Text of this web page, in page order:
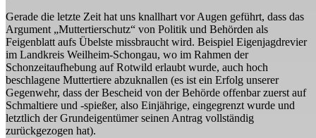
Gerade die letzte Zeit hat uns knallhart vor Augen geführt, dass das
Argument „Muttertierschutz“ von Politik und Behörden als
Feigenblatt aufs Übelste missbraucht wird. Beispiel Eigenjagdrevier
im Landkreis Weilheim-Schongau, wo im Rahmen der
Schonzeitaufhebung auf Rotwild erlaubt wurde, auch hoch
beschlagene Muttertiere abzuknallen (es ist ein Erfolg unserer
Gegenwehr, dass der Bescheid von der Behörde offenbar zuerst auf
Schmaltiere und -spießer, also Einjährige, eingegrenzt wurde und
letztlich der Grundeigentümer seinen Antrag vollständig
zurückgezogen hat).